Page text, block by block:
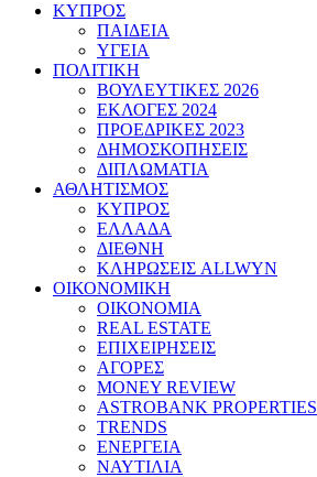
ΚΥΠΡΟΣ
ΠΑΙΔΕΙΑ
ΥΓΕΙΑ
ΠΟΛΙΤΙΚΗ
ΒΟΥΛΕΥΤΙΚΕΣ 2026
ΕΚΛΟΓΕΣ 2024
ΠΡΟΕΔΡΙΚΕΣ 2023
ΔΗΜΟΣΚΟΠΗΣΕΙΣ
ΔΙΠΛΩΜΑΤΙΑ
ΑΘΛΗΤΙΣΜΟΣ
ΚΥΠΡΟΣ
ΕΛΛΑΔΑ
ΔΙΕΘΝΗ
ΚΛΗΡΩΣΕΙΣ ALLWYN
ΟΙΚΟΝΟΜΙΚΗ
ΟΙΚΟΝΟΜΙΑ
REAL ESTATE
ΕΠΙΧΕΙΡΗΣΕΙΣ
ΑΓΟΡΕΣ
MONEY REVIEW
ASTROBANK PROPERTIES
TRENDS
ΕΝΕΡΓΕΙΑ
ΝΑΥΤΙΛΙΑ